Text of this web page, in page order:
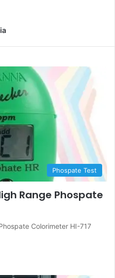
Phospate Test
Range Phospate
Colorimeter HI-717